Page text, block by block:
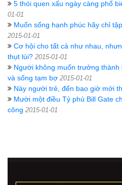
5 thói quen xấu ngày càng phổ
01-01
Muốn sống hạnh phúc hãy chỉ
2015-01-01
Cơ hội cho tất cả như nhau,
thụt lùi? 2015-01-01
Người không muốn trưởng
và sống tạm bợ 2015-01-01
Này người trẻ, đến bao giờ mới
Mười một điều Tỷ phú Bill Gate
công 2015-01-01